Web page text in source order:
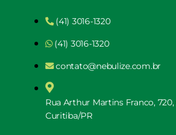
(41) 3016-1320
(41) 3016-1320
contato@nebulize.com.br
Rua Arthur Martins Franco, 720,
Curitiba/PR